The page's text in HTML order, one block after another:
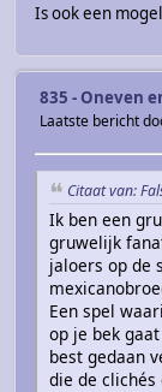
Is ook een
835 - Oneven
Laatste bericht
Citaat van:
Ik ben een
gruwelijk
jaloers op de
Een spel
op je bek
best gedaan
die de